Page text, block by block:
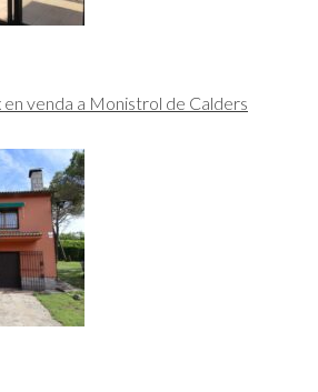
venda a Monistrol de Calders